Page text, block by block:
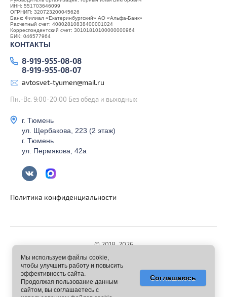
ИНН: 551703646099
ОГРНИП: 320723200045626
Банк: Филиал «Екатеринбургский» АО «Альфа-Банк»
Расчетный счет: 40802810838400001024
Корреспондентский счет: 30101810100000000964
БИК: 046577964
КОНТАКТЫ
8-919-955-08-08
8-919-955-08-07
avtosvet-tyumen@mail.ru
Пн.-Вс. 9:00-20:00 Без обеда и выходных
г. Тюмень
ул. Щербакова, 223 (2 этаж)
г. Тюмень
ул. Пермякова, 42а
Политика конфиденциальности
© 2018-2026
Мы используем файлы cookie,
чтобы улучшить работу и повысить
эффективность сайта.
Продолжая пользование данным
сайтом, вы соглашаетесь с
Соглашаюсь